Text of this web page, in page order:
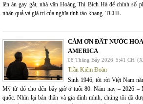
lên án gay gắt, nhà văn Hoàng Thị Bích Hà để chính số
nhân quả và giá trị của nghĩa tình tào khang. TCHL
CÁM ƠN ĐẤT NƯỚC
AMERICA
08 Tháng Bảy 2026 5:41 CH
Trần Kiêm Đoàn
Sinh 1946, tôi rời Việt Nam
Mỹ từ đó cho đến bây giờ ở tuổi 80. Năm nay – 2026 –
quốc. Nhìn lại bản thân và gia đình mình, chúng tôi đã